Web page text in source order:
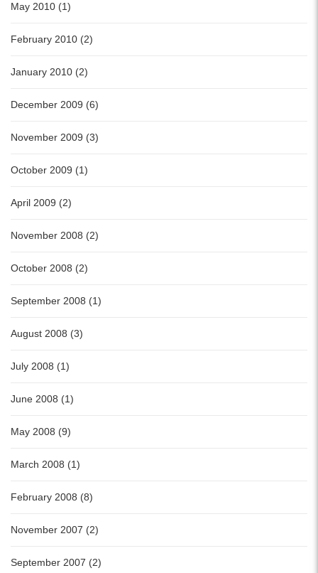
May 2010 (1)
February 2010 (2)
January 2010 (2)
December 2009 (6)
November 2009 (3)
October 2009 (1)
April 2009 (2)
November 2008 (2)
October 2008 (2)
September 2008 (1)
August 2008 (3)
July 2008 (1)
June 2008 (1)
May 2008 (9)
March 2008 (1)
February 2008 (8)
November 2007 (2)
September 2007 (2)